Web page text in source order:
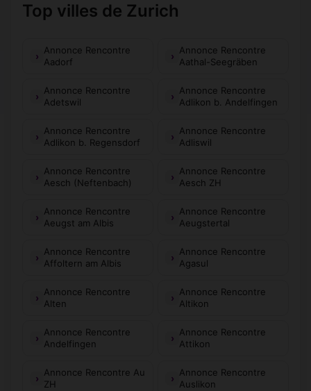
Top villes de Zurich
Annonce Rencontre
Aadorf
Annonce Rencontre
Aathal-Seegräben
Annonce Rencontre
Adetswil
Annonce Rencontre
Adlikon b. Andelfingen
Annonce Rencontre
Adlikon b. Regensdorf
Annonce Rencontre
Adliswil
Annonce Rencontre
Aesch (Neftenbach)
Annonce Rencontre
Aesch ZH
Annonce Rencontre
Aeugst am Albis
Annonce Rencontre
Aeugstertal
Annonce Rencontre
Affoltern am Albis
Annonce Rencontre
Agasul
Annonce Rencontre
Alten
Annonce Rencontre
Altikon
Annonce Rencontre
Andelfingen
Annonce Rencontre
Attikon
Annonce Rencontre Au
ZH
Annonce Rencontre
Auslikon